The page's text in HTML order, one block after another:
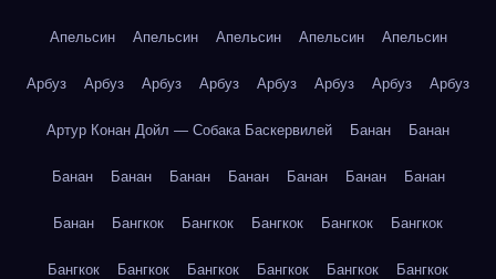
Апельсин Апельсин Апельсин Апельсин Апельсин
Арбуз Арбуз Арбуз Арбуз Арбуз Арбуз Арбуз Арбуз
Артур Конан Дойл — Собака Баскервилей Банан Банан
Банан Банан Банан Банан Банан Банан Банан
Банан Бангкок Бангкок Бангкок Бангкок Бангкок
Бангкок Бангкок Бангкок Бангкок Бангкок Бангкок